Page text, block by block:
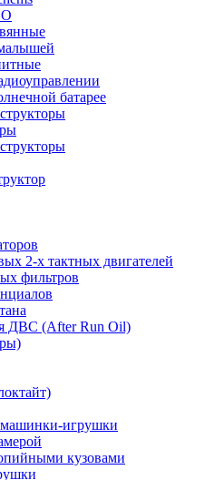
батарее
2-х тактных двигателей
фильтров
ДВС (After Run Oil)
машинки-игрушки
кузовами